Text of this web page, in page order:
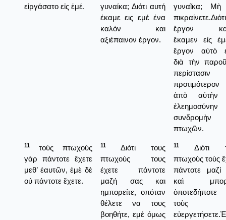
εἰργάσατο εἰς ἐμέ.
γυναίκα; Διότι αυτή
έκαμε εις εμέ ένα
καλόν και
αξιέπαινον έργον.
γυναῖκα; Μὴ
πικραίνετε.Διότι
ἔργον
ἔκαμεν εἰς
ἔργον αὐτὸ
διὰ τὴν
περίστασιν
ἀπὸ αὐτὴν
ἐλεημοσύνην
συνδρομὴν
πτωχῶν.
11
τοὺς πτωχοὺς
γὰρ πάντοτε ἔχετε
μεθ’ ἑαυτῶν, ἐμὲ δὲ
οὐ πάντοτε ἔχετε.
11
Διότι τους
πτωχούς τους
έχετε πάντοτε
μαζή σας και
ημπορείτε, οπόταν
θέλετε να τους
βοηθήτε, εμέ όμως
11
Διότι
πτωχοὺς τοὺς
πάντοτε μαζί
καὶ
τοὺς